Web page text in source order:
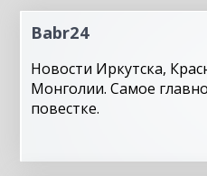
Babr24
Новости Иркутска,
Монголии. Самое
повестке.